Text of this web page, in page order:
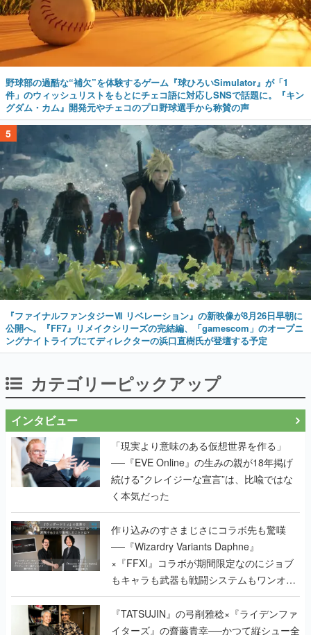
野球部の過酷な“補欠”を体験するゲーム『球ひろいSimulator』が「1
件」のウィッシュリストをもとにチェコ語に対応しSNSで話題に。『キン
グダム・カム』開発元やチェコのプロ野球選手から称賛の声
5
『ファイナルファンタジーⅦ リベレーション』の新映像が8月26日早朝に
公開へ。『FF7』リメイクシリーズの完結編、「gamescom」のオープニ
ングナイトライブにてディレクターの浜口直樹氏が登壇する予定
カテゴリーピックアップ
インタビュー
「現実より意味のある仮想世界を作る」
──『EVE Online』の生みの親が18年掲げ
続ける”クレイジーな宣言”は、比喩ではな
く本気だった
作り込みのすさまじさにコラボ先も驚嘆
──『Wizardry Variants Daphne』
×『FFXI』コラボが期間限定なのにジョブ
もキャラも武器も戦闘システムもワンオフ
で作り込まれた理由を両ディレクターに聞
く
『TATSUJIN』の弓削雅稔×『ライデンファ
イターズ』の齋藤貴幸──かつて縦シュー全